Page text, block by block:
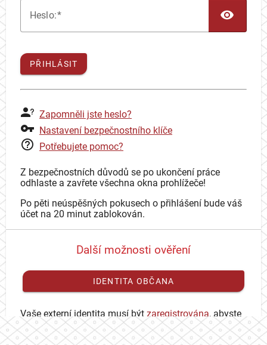
Heslo:
PŘIHLÁSIT
Zapomněli jste heslo?
Nastavení bezpečnostního klíče
Potřebujete pomoc?
Z bezpečnostních důvodů se po ukončení práce
odhlaste a zavřete všechna okna prohlížeče!
Po pěti neúspěšných pokusech o přihlášení bude váš
účet na 20 minut zablokován.
Další možnosti ověření
IDENTITA OBČANA
Vaše externí identita musí být zaregistrována, abyste
se mohli přihlásit ke svému CAS účtu.